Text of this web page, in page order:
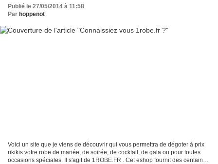
Publié le 27/05/2014 à 11:58
Par hoppenot
Voici un site que je viens de découvrir qui vous permettra de dégoter à prix
rikikis votre robe de mariée, de soirée, de cocktail, de gala ou pour toutes
occasions spéciales. Il s'agit de 1ROBE.FR . Cet eshop fournit des centaines